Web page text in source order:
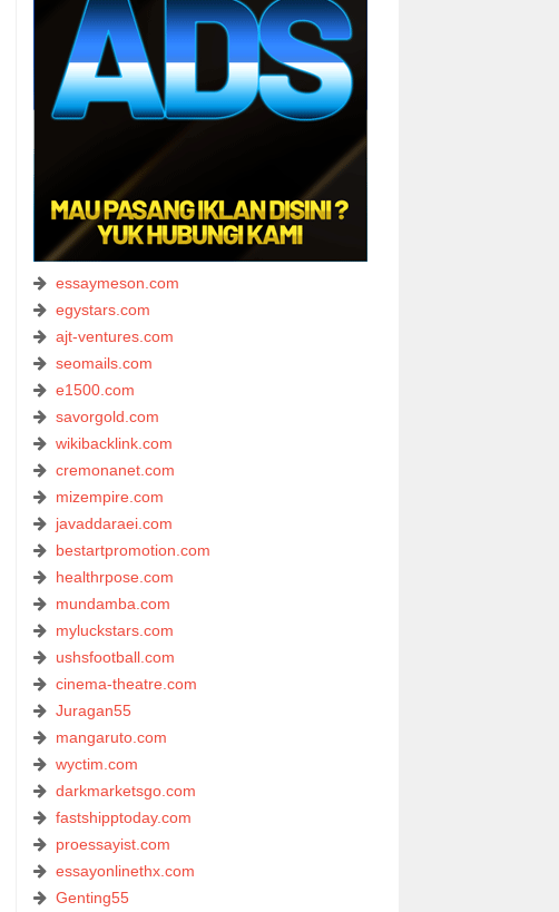
essaymeson.com
egystars.com
ajt-ventures.com
seomails.com
e1500.com
savorgold.com
wikibacklink.com
cremonanet.com
mizempire.com
javaddaraei.com
bestartpromotion.com
healthrpose.com
mundamba.com
myluckstars.com
ushsfootball.com
cinema-theatre.com
Juragan55
mangaruto.com
wyctim.com
darkmarketsgo.com
fastshipptoday.com
proessayist.com
essayonlinethx.com
Genting55